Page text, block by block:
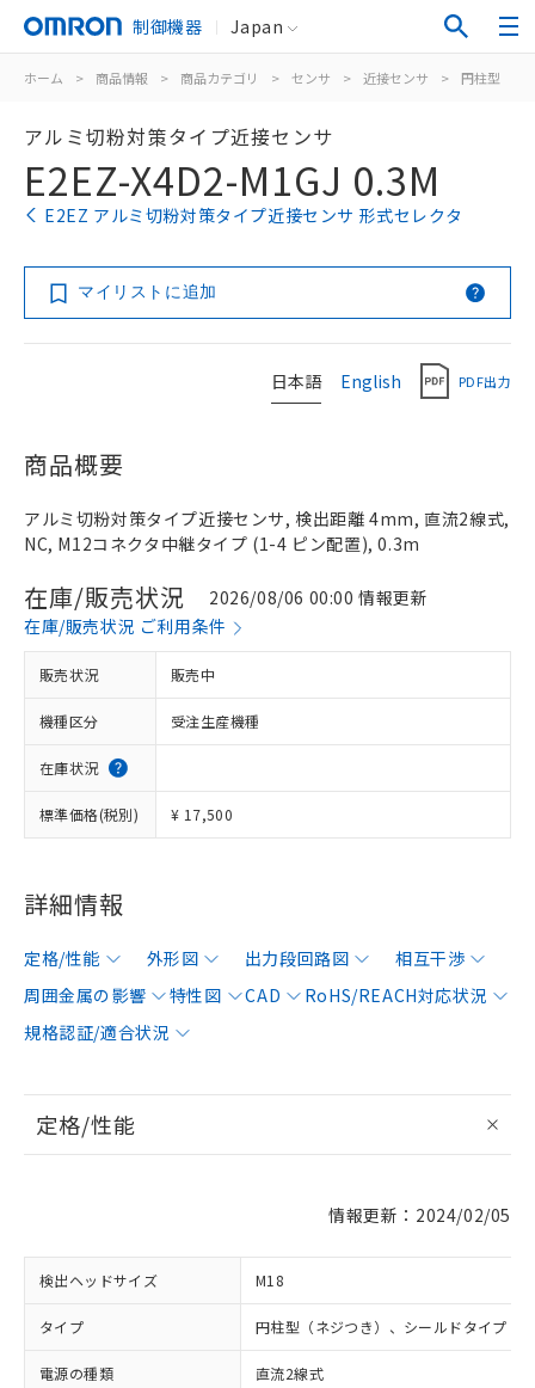
制御機器 Japan
ホーム > 商品情報 > 商品カテゴリ > センサ > 近接センサ > 円柱型
アルミ切粉対策タイプ近接センサ
E2EZ-X4D2-M1GJ 0.3M
E2EZ アルミ切粉対策タイプ近接センサ 形式セレクタ
マイリストに追加
日本語 English PDF出力
商品概要
アルミ切粉対策タイプ近接センサ, 検出距離 4mm, 直流2線式,
NC, M12コネクタ中継タイプ (1-4 ピン配置), 0.3m
在庫/販売状況
2026/08/06 00:00 情報更新
在庫/販売状況 ご利用条件
販売状況 販売中
機種区分 受注生産機種
在庫状況
標準価格(税別) ¥ 17,500
詳細情報
定格/性能 外形図 出力段回路図
相互干渉
周囲金属の影響
特性図 CAD
RoHS/REACH対応状況
規格認証/適合状況
定格/性能
情報更新：2024/02/05
検出ヘッドサイズ M18
タイプ 円柱型（ネジつき）、シールドタイプ
電源の種類 直流2線式